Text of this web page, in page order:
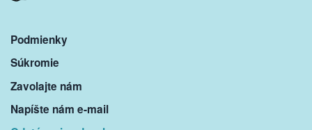
Podmienky
Súkromie
Zavolajte nám
Napíšte nám e-mail